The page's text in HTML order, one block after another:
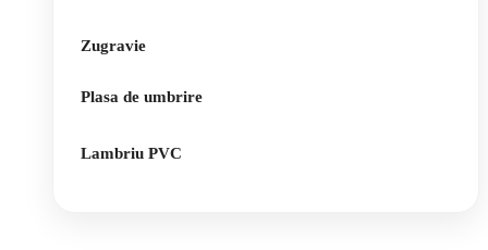
Zugravie
Plasa de umbrire
Lambriu PVC